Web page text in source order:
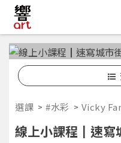
選課 #水彩 Vicky
線上小課程┃速